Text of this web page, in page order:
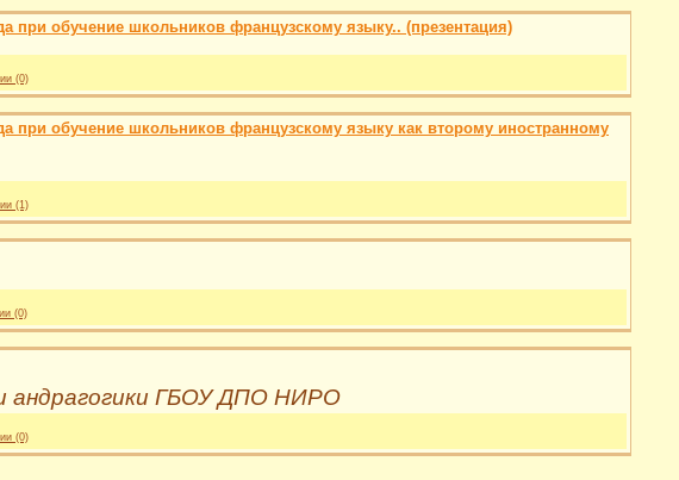
при обучение школьников французскому языку.. (презентация)
(0)
при обучение школьников французскому языку как второму иностранному
(1)
(0)
андрагогики ГБОУ ДПО НИРО
(0)